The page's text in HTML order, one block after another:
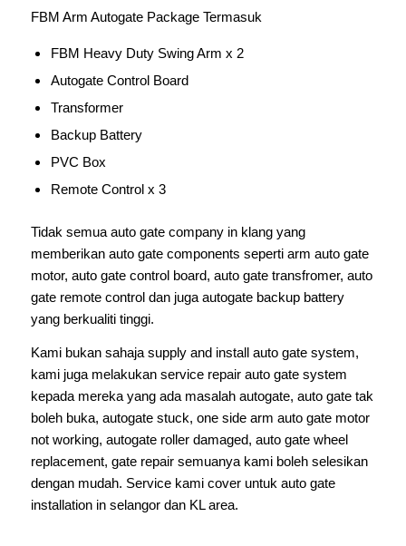
FBM Arm Autogate Package Termasuk
FBM Heavy Duty Swing Arm x 2
Autogate Control Board
Transformer
Backup Battery
PVC Box
Remote Control x 3
Tidak semua auto gate company in klang yang
memberikan auto gate components seperti arm auto gate
motor, auto gate control board, auto gate transfromer, auto
gate remote control dan juga autogate backup battery
yang berkualiti tinggi.
Kami bukan sahaja supply and install auto gate system,
kami juga melakukan service repair auto gate system
kepada mereka yang ada masalah autogate, auto gate tak
boleh buka, autogate stuck, one side arm auto gate motor
not working, autogate roller damaged, auto gate wheel
replacement, gate repair semuanya kami boleh selesikan
dengan mudah. Service kami cover untuk auto gate
installation in selangor dan KL area.